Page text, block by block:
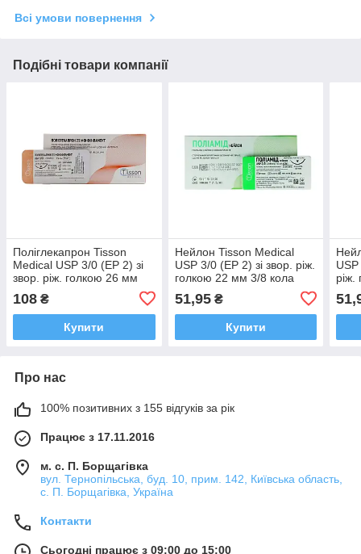
Всі умови повернення
Подібні товари компанії
Поліглекапрон Tisson
Medical USP 3/0 (EP 2) зі
звор. ріж. голкою 26 мм
ветеринарної медицини)
108 ₴
Купити
Нейлон Tisson Medical
USP 3/0 (EP 2) зі звор. ріж.
голкою 22 мм 3/8 кола
51,95₴
Купити
Про нас
100% позитивних з 155 відгуків за рік
Працює з 17.11.2016
м. с. П. Борщагівка
вул. Тернопільська, буд. 10, прим. 142, Київська область,
с. П. Борщагівка, Україна
Контакти
Сьогодні працює з 09:00 до 15:00